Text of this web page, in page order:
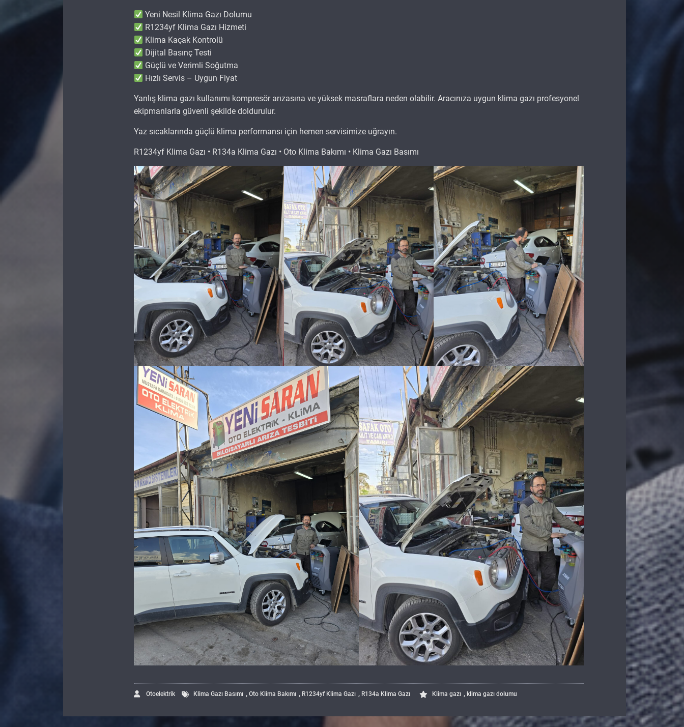
Yeni Nesil Klima Gazı Dolumu
R1234yf Klima Gazı Hizmeti
Klima Kaçak Kontrolü
Dijital Basınç Testi
Güçlü ve Verimli Soğutma
Hızlı Servis – Uygun Fiyat
Yanlış klima gazı kullanımı kompresör arızasına ve yüksek masraflara neden olabilir. Aracınıza uygun klima gazı profesyonel
ekipmanlarla güvenli şekilde doldurulur.
Yaz sıcaklarında güçlü klima performansı için hemen servisimize uğrayın.
R1234yf Klima Gazı • R134a Klima Gazı • Oto Klima Bakımı • Klima Gazı Basımı
Otoelektrik Klima Gazı Basımı ,Oto Klima Bakımı , R1234yf Klima Gazı , R134a Klima Gazı Klima gazı ,klima gazı dolumu